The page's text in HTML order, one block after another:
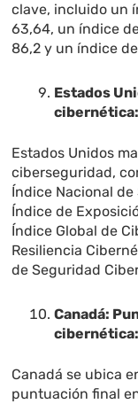
clave, incluido un
63,64, un índice
86,2 y un índice
Estados
Estados Unidos
ciberseguridad,
Índice Nacional
Índice de
Índice Global de
Resiliencia
de Seguridad
Canadá:
Canadá se ubica
puntuación final